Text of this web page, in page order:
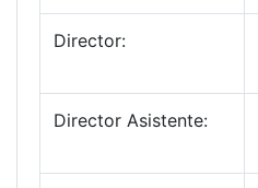
Director:
Director Asistente: